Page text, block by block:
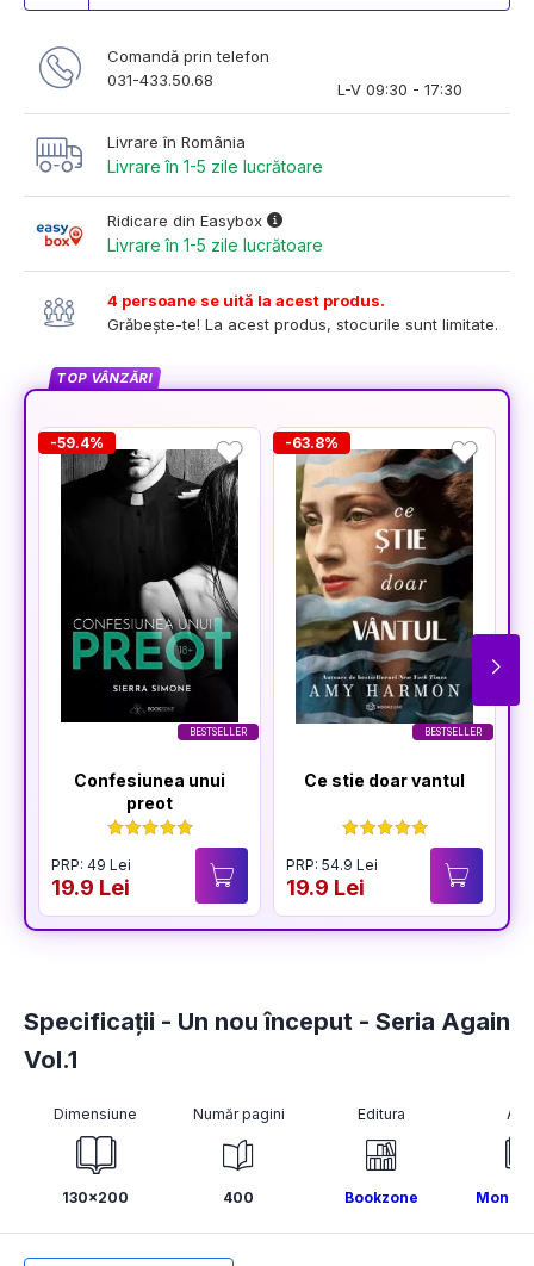
Comandă prin telefon
031-433.50.68
L-V 09:30 - 17:30
Livrare în România
Livrare în 1-5 zile lucrătoare
Ridicare din Easybox
Livrare în 1-5 zile lucrătoare
4 persoane se uită la acest produs.
Grăbește-te! La acest produs, stocurile sunt limitate.
TOP VÂNZĂRI
BESTSELLER
-59.4%
Confesiunea unui
preot
PRP: 49 Lei
19.9 Lei
BESTSELLER
-63.8%
Ce stie doar vantul
PRP: 54.9 Lei
19.9 Lei
Specificații - Un nou început - Seria Again
Vol.1
Dimensiune
130x200
Număr pagini
400
Editura
Bookzone Mona